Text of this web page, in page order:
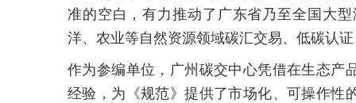
准的空白，有力推动了广东省乃至全国大
洋、农业等自然资源领域碳汇交易、低碳认
作为参编单位，广州碳交中心凭借在生态产
经验，为《规范》提供了市场化、可操作性